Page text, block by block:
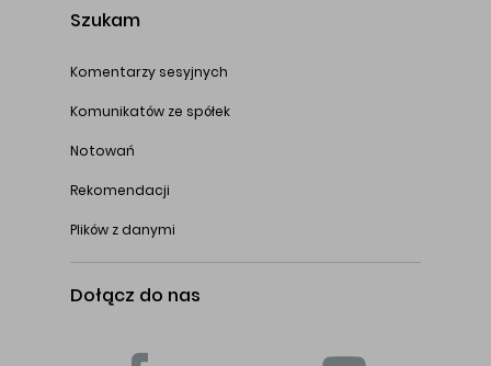
Szukam
Komentarzy sesyjnych
Komunikatów ze spółek
Notowań
Rekomendacji
Plików z danymi
Dołącz do nas